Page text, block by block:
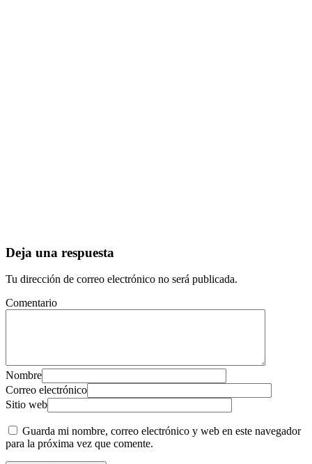
Deja una respuesta
Tu dirección de correo electrónico no será publicada.
Comentario
Nombre
Correo electrónico
Sitio web
Guarda mi nombre, correo electrónico y web en este navegador
para la próxima vez que comente.